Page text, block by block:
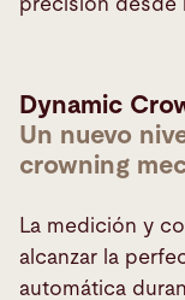
precisión desde
Dynamic
Un nuevo
crowning
La medición y
alcanzar la
automática